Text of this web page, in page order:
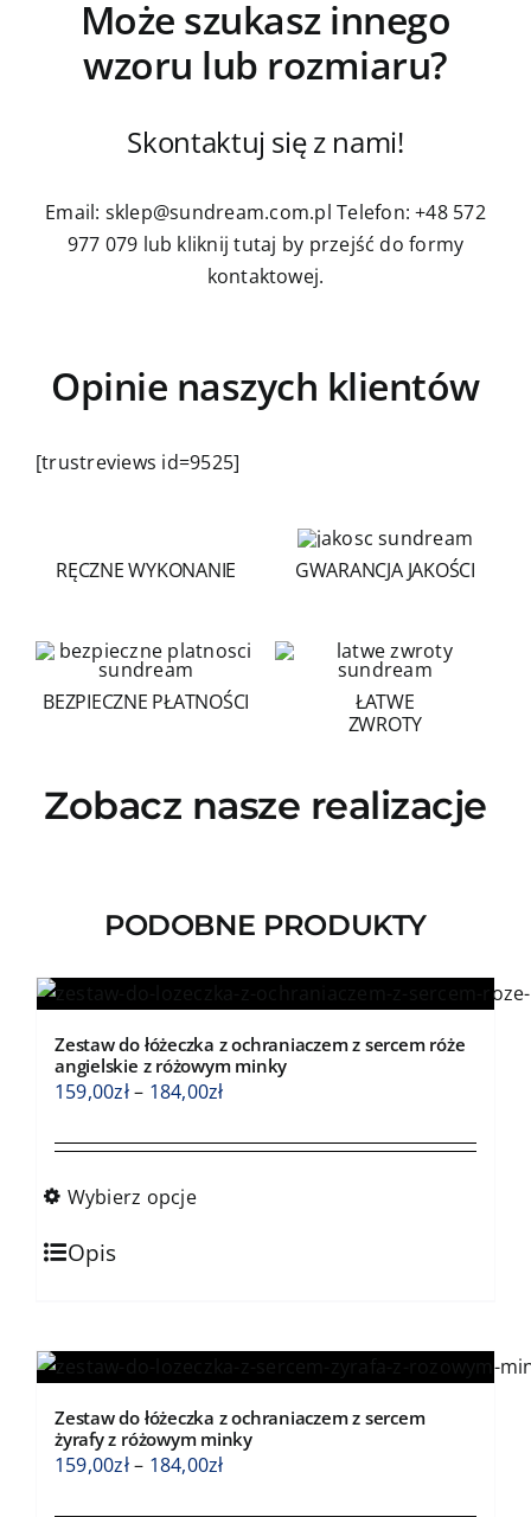
Może szukasz innego
wzoru lub rozmiaru?
Skontaktuj się z nami!
Email: sklep@sundream.com.pl Telefon: +48 572
977 079 lub kliknij tutaj by przejść do formy
kontaktowej.
Opinie naszych klientów
[trustreviews id=9525]
RĘCZNE WYKONANIE GWARANCJA JAKOŚCI
BEZPIECZNE PŁATNOŚCI
ŁATWE
ZWROTY
Zobacz nasze realizacje
PODOBNE PRODUKTY
Zestaw do łóżeczka z ochraniaczem z sercem róże
angielskie z różowym minky
159,00zł– 184,00złZakres
od
Wybierz opcje
Ten
produkt
wariantów.
można
wybrać
Opis
Zestaw do łóżeczka z ochraniaczem z sercem
żyrafy z różowym minky
159,00zł– 184,00złZakres